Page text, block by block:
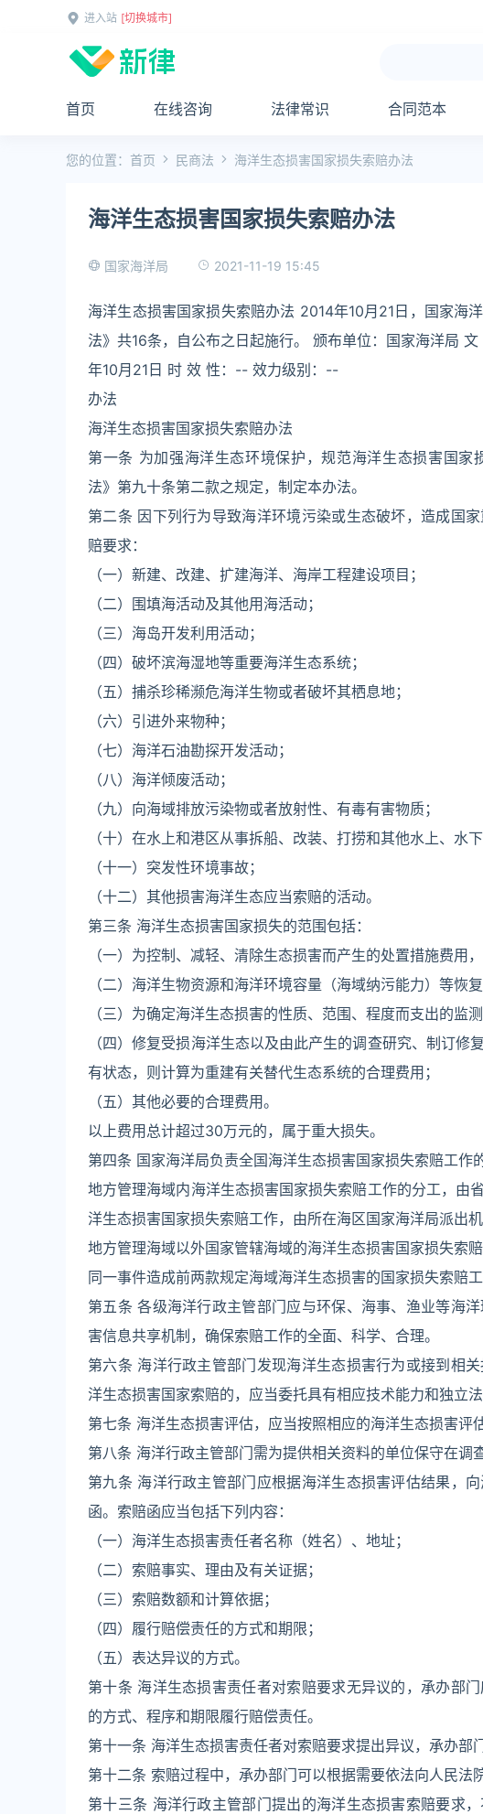
进入站 [切换城市]
首页 在线咨询 法律常识 合同范本
您的位置： 首页 民商法 海洋生态损害国家损失索赔办法
海洋生态损害国家损失索赔办法
国家海洋局 2021-11-19 15:45
海洋生态损害国家损失索赔办法 2014年10月21日，国家海
法》共16条，自公布之日起施行。 颁布单位：国家海洋局
年10月21日 时 效 性：-- 效力级别：--
办法
海洋生态损害国家损失索赔办法
第一条 为加强海洋生态环境保护，规范海洋生态损害国
法》第九十条第二款之规定，制定本办法。
第二条 因下列行为导致海洋环境污染或生态破坏，造成国
赔要求：
（一）新建、改建、扩建海洋、海岸工程建设项目；
（二）围填海活动及其他用海活动；
（三）海岛开发利用活动；
（四）破坏滨海湿地等重要海洋生态系统；
（五）捕杀珍稀濒危海洋生物或者破坏其栖息地；
（六）引进外来物种；
（七）海洋石油勘探开发活动；
（八）海洋倾废活动；
（九）向海域排放污染物或者放射性、有毒有害物质；
（十）在水上和港区从事拆船、改装、打捞和其他水上、水下
（十一）突发性环境事故；
（十二）其他损害海洋生态应当索赔的活动。
第三条 海洋生态损害国家损失的范围包括：
（一）为控制、减轻、清除生态损害而产生的处置措施费用
（二）海洋生物资源和海洋环境容量（海域纳污能力）等恢
（三）为确定海洋生态损害的性质、范围、程度而支出的监
（四）修复受损海洋生态以及由此产生的调查研究、制订
有状态，则计算为重建有关替代生态系统的合理费用；
（五）其他必要的合理费用。
以上费用总计超过30万元的，属于重大损失。
第四条 国家海洋局负责全国海洋生态损害国家损失索赔工作
地方管理海域内海洋生态损害国家损失索赔工作的分工，由
洋生态损害国家损失索赔工作，由所在海区国家海洋局派出机
地方管理海域以外国家管辖海域的海洋生态损害国家损失索
同一事件造成前两款规定海域海洋生态损害的国家损失索赔
第五条 各级海洋行政主管部门应与环保、海事、渔业等海
害信息共享机制，确保索赔工作的全面、科学、合理。
第六条 海洋行政主管部门发现海洋生态损害行为或接到相
洋生态损害国家索赔的，应当委托具有相应技术能力和独立
第七条 海洋生态损害评估，应当按照相应的海洋生态损害评
第八条 海洋行政主管部门需为提供相关资料的单位保守在调
第九条 海洋行政主管部门应根据海洋生态损害评估结果，
函。索赔函应当包括下列内容：
（一）海洋生态损害责任者名称（姓名）、地址；
（二）索赔事实、理由及有关证据；
（三）索赔数额和计算依据；
（四）履行赔偿责任的方式和期限；
（五）表达异议的方式。
第十条 海洋生态损害责任者对索赔要求无异议的，承办部
的方式、程序和期限履行赔偿责任。
第十一条 海洋生态损害责任者对索赔要求提出异议，承办部
第十二条 索赔过程中，承办部门可以根据需要依法向人民法
第十三条 海洋行政主管部门提出的海洋生态损害索赔要求